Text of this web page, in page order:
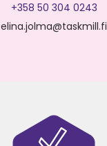
+358 50 304 0243
elina.jolma@taskmill.fi